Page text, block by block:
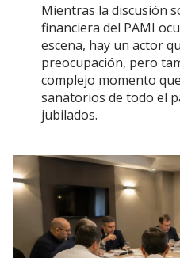
Mientras la discusión
financiera del PAMI
escena, hay un actor
preocupación, pero
complejo momento
sanatorios de todo el
jubilados.